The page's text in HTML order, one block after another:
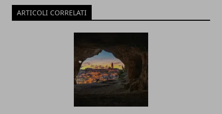
ARTICOLI CORRELATI